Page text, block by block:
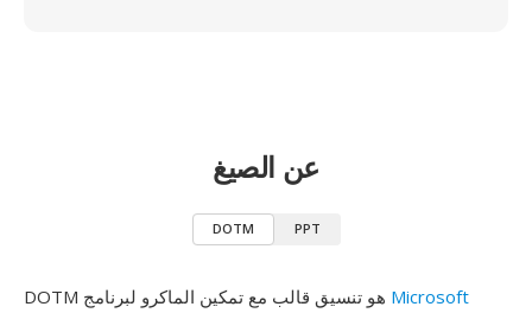
عن الصيغ
DOTM PPT
Microsoft